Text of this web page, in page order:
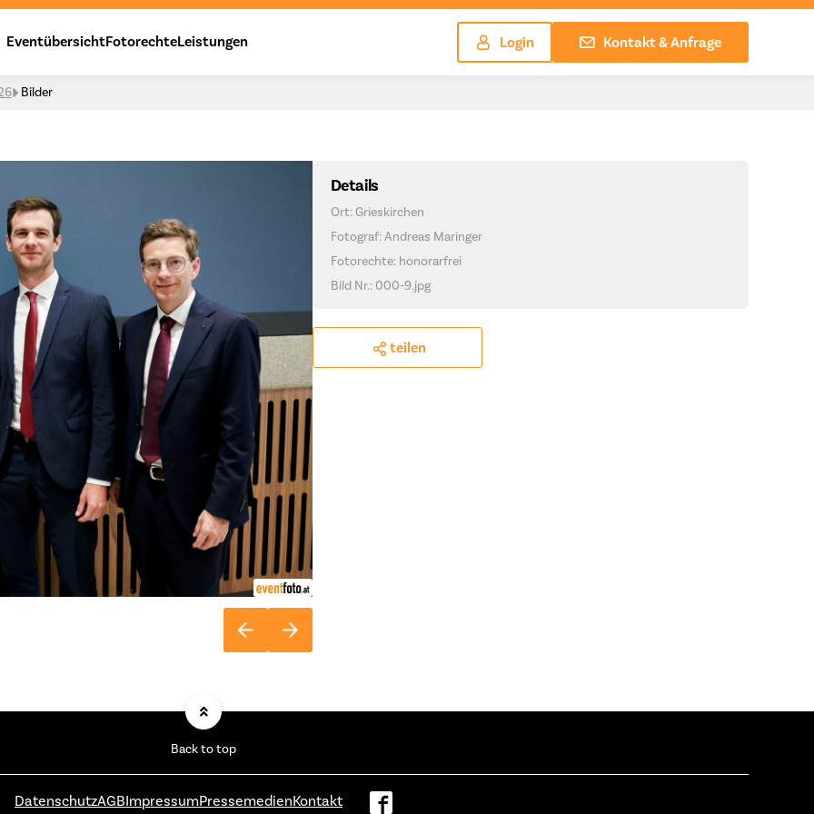
EventübersichtFotorechteLeistungen Login Kontakt & Anfrage
Bilder
Details
Ort: Grieskirchen
Fotograf: Andreas Maringer
Fotorechte: honorarfrei
Bild Nr.: 000-9.jpg
teilen
Back to top
DatenschutzAGBImpressumPressemedienKontakt